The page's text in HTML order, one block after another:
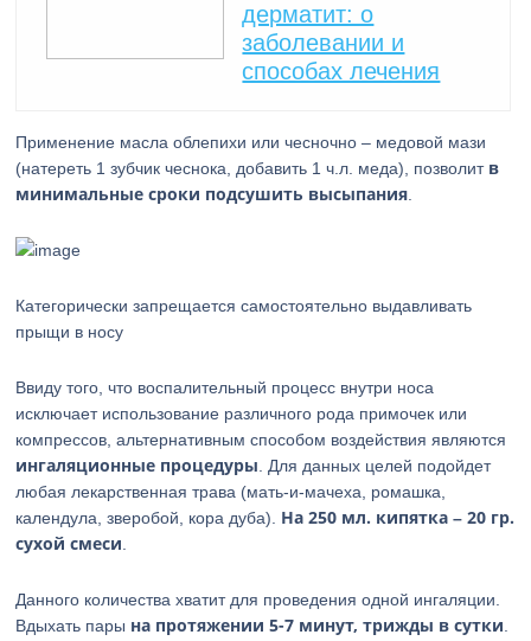
дерматит: о
заболевании и
способах лечения
Применение масла облепихи или чесночно – медовой мази
(натереть 1 зубчик чеснока, добавить 1 ч.л. меда), позволит в
минимальные сроки подсушить высыпания
Категорически запрещается самостоятельно выдавливать
прыщи в носу
Ввиду того, что воспалительный процесс внутри носа
исключает использование различного рода примочек или
компрессов, альтернативным способом воздействия являются
ингаляционные процедуры . Для данных целей подойдет
любая лекарственная трава (мать-и-мачеха, ромашка,
календула, зверобой, кора дуба). На 250 мл. кипятка – 20 гр.
сухой смеси
Данного количества хватит для проведения одной ингаляции.
Вдыхать пары на протяжении 5-7 минут, трижды в сутки